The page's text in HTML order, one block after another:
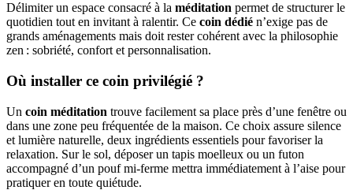
Délimiter un espace consacré à la méditation permet de structurer le
quotidien tout en invitant à ralentir. Ce coin dédié n’exige pas de
grands aménagements mais doit rester cohérent avec la philosophie
zen : sobriété, confort et personnalisation.
Où installer ce coin privilégié ?
Un coin méditation trouve facilement sa place près d’une fenêtre ou
dans une zone peu fréquentée de la maison. Ce choix assure silence
et lumière naturelle, deux ingrédients essentiels pour favoriser la
relaxation. Sur le sol, déposer un tapis moelleux ou un futon
accompagné d’un pouf mi-ferme mettra immédiatement à l’aise pour
pratiquer en toute quiétude.